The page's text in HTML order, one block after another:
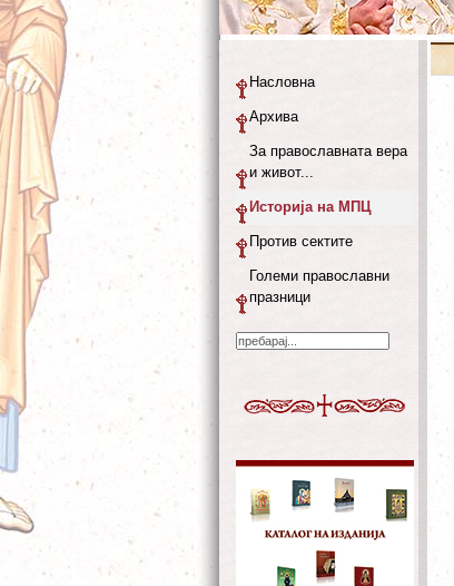
Насловна
Архива
За православната вера
и живот...
Историја на МПЦ
Против сектите
Големи православни
празници